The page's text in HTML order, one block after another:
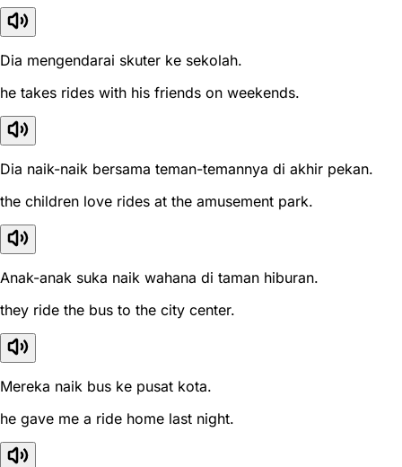
Dia mengendarai skuter ke sekolah.
he takes rides with his friends on weekends.
Dia naik-naik bersama teman-temannya di akhir pekan.
the children love rides at the amusement park.
Anak-anak suka naik wahana di taman hiburan.
they ride the bus to the city center.
Mereka naik bus ke pusat kota.
he gave me a ride home last night.